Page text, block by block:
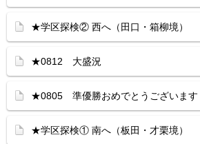
★学区探検② 西へ（田口・箱柳境）
★0812 大盛況
★0805 準優勝おめでとうございます
★学区探検① 南へ（板田・才栗境）